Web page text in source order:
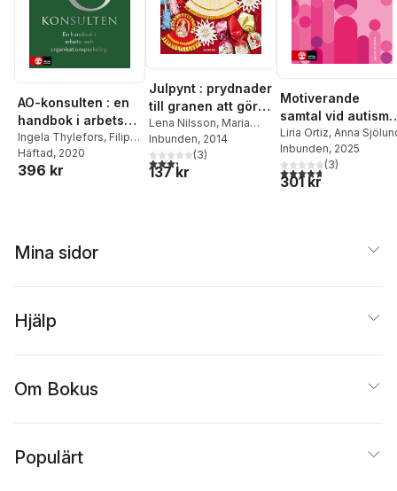
AO-konsulten : en
handbok i arbets-
och
organisationspsyko
logi
Ingela Thylefors, Filip
Lindkvist,Birgitta
Lönnebo
Häftad, 2020
396 kr
Julpynt : prydnader
till granen att göra
själv
Lena Nilsson, Maria
Svedberg
Inbunden, 2014
3,3utav 5 stjärnor. Totalt antal röster:
(3)
137 kr
Motiverande
samtal vid autism
och adhd
Liria Ortiz, Anna
Inbunden, 2025
4,7utav 5 stjärnor.
(3)
301 kr
Mina sidor
Hjälp
Om Bokus
Populärt